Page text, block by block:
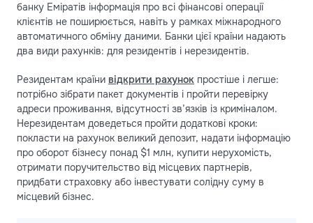
банку Еміратів інформація про всі фінансові операції
клієнтів не поширюється, навіть у рамках міжнародного
автоматичного обміну даними. Банки цієї країни надають
два види рахунків: для резидентів і нерезидентів.
Резидентам країни відкрити рахунок простіше і легше:
потрібно зібрати пакет документів і пройти перевірку
адреси проживання, відсутності зв’язків із криміналом.
Нерезидентам доведеться пройти додаткові кроки:
покласти на рахунок великий депозит, надати інформацію
про оборот бізнесу понад $1 млн, купити нерухомість,
отримати поручительство від місцевих партнерів,
придбати страховку або інвестувати солідну суму в
місцевий бізнес.